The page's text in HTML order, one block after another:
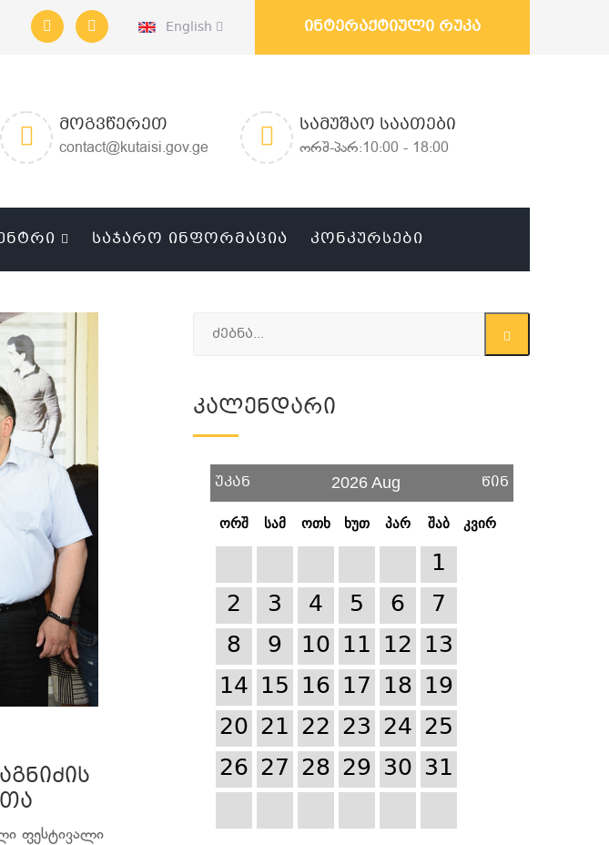
English ინტერაქტიული რუკა
ᲛᲝᲒᲕᲬᲔᲠᲔᲗ
contact@kutaisi.gov.ge
ᲡᲐᲛᲣᲨᲐᲝ ᲡᲐᲐᲗᲔᲑᲘ
ორშ-პარ:10:00 - 18:00
ᲡᲐᲯᲐᲠᲝ ᲘᲜᲤᲝᲠᲛᲐᲪᲘᲐ ᲙᲝᲜᲙᲣᲠᲡᲔᲑᲘ
ფესტივალი
Კალენდარი
უკან 2026 Aug წინ
ორშ სამ ოთხ ხუთ პარ შაბ კვირ
1
2
3 4 5 6
7
8
9 10 11 12 13
14 15 16 17 18 19
20 21 22 23 24 25
26 27 28 29 30 31